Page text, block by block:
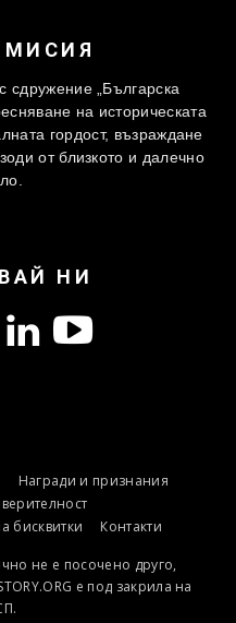
сдружение „Българска
на историческата
гордост, възраждане
от близкото и далечно
НИ
Награди и признания
бисквитки
Контакти
не е посочено друго,
е под закрила на